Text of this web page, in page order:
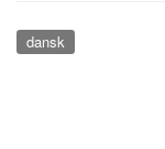
dansk